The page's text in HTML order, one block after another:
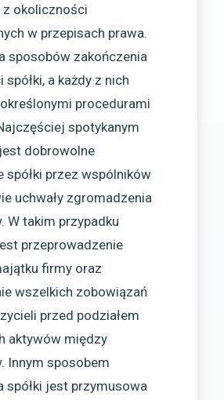
z okoliczności
w przepisach prawa.
sposobów zakończenia
spółki, a każdy z nich
procedurami
spotykanym
dobrowolne
spółki przez wspólników
uchwały zgromadzenia
W takim przypadku
przeprowadzenie
firmy oraz
wszelkich zobowiązań
przed podziałem
aktywów między
Innym sposobem
spółki jest przymusowa